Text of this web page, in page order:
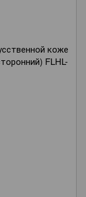
коже
FLHL-